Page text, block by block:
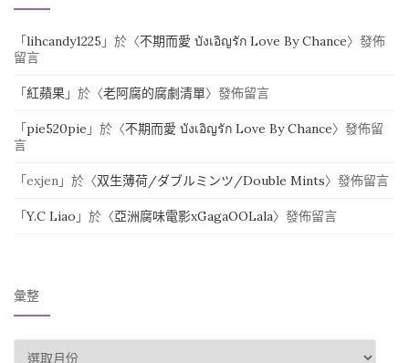
「lihcandy1225 」於〈不期而愛 บังเอิญรัก Love By Chance〉發佈
留言
「紅蘋果 」於〈老阿腐的腐劇清單〉發佈留言
「pie520pie 」於〈不期而愛 บังเอิญรัก Love By Chance〉發佈留
言
「exjen 」於〈双生薄荷/ダブルミンツ/Double Mints〉發佈留言
「Y.C Liao 」於〈亞洲腐味電影xGagaOOLala〉發佈留言
彙整
彙整